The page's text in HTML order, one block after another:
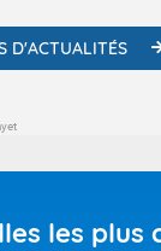
D'ACTUALITÉS
les plus